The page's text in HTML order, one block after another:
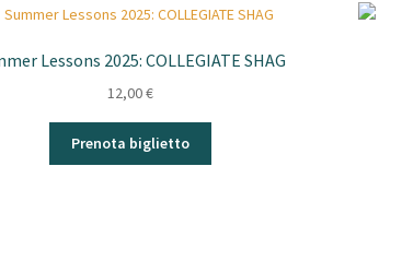
Lessons 2025: COLLEGIATE SHAG
12,00€
Prenota biglietto